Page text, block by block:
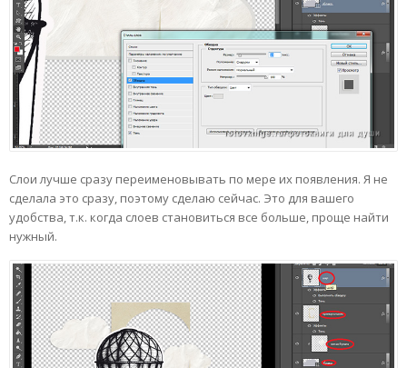
Слои лучше сразу переименовывать по мере их появления. Я не
сделала это сразу, поэтому сделаю сейчас. Это для вашего
удобства, т.к. когда слоев становиться все больше, проще найти
нужный.